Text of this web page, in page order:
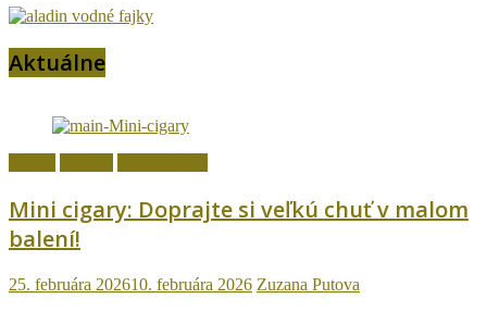
Aktuálne
Mini cigary: Doprajte si veľkú chuť v malom
balení!
25. februára 202610. februára 2026 Zuzana Putova